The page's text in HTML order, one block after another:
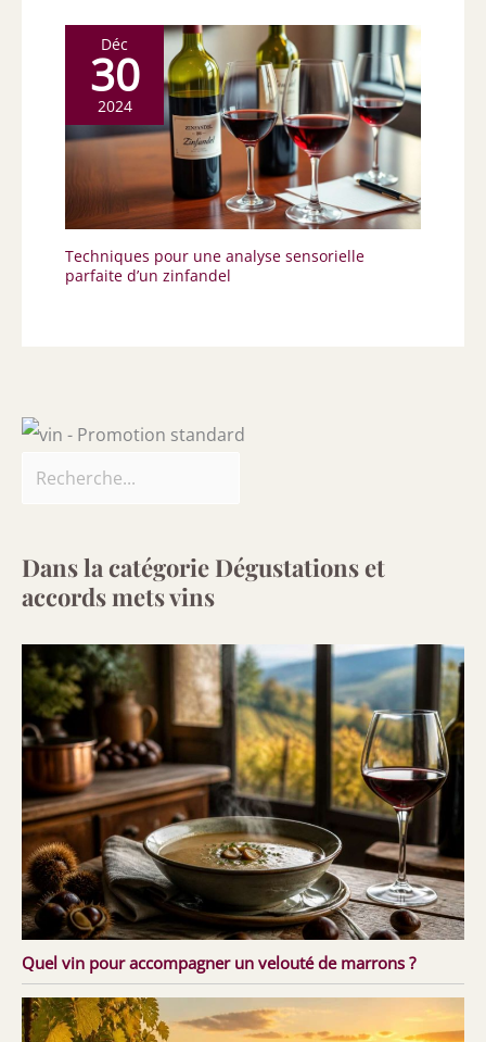
Déc
30
2024
Techniques pour une analyse sensorielle
parfaite d’un zinfandel
Dans la catégorie Dégustations et
accords mets vins
Quel vin pour accompagner un velouté de marrons ?